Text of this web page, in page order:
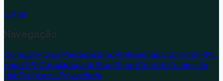
Entrar
Navegação
CorridasProvas PassadasBlogProfissionaisConverter KML
para GPXCalculadora de PaceSobreContatoTermos de
UsoPolítica de Privacidade